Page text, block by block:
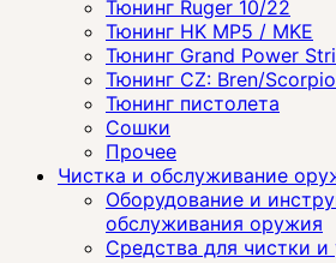
Тюнинг Ruger 10/22
Тюнинг HK MP5 / MKE
Тюнинг Grand Power
Тюнинг CZ: Bren/
Тюнинг пистолета
Сошки
Прочее
Чистка и обслуживание
Оборудование и
обслуживания оружия
Средства для чистки